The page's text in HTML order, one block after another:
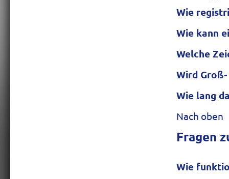
Wie
Wie kann
Welche
Wird
Wie lang
Nach oben
Fragen
Wie